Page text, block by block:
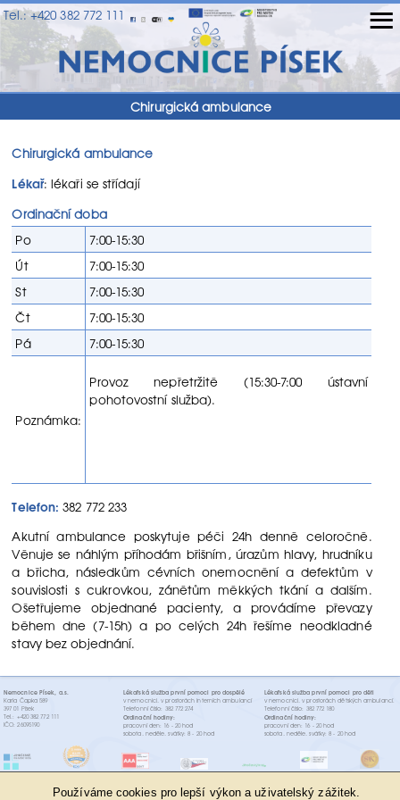
Tel.: +420 382 772 111 ≡
Chirurgická ambulance
Chirurgická ambulance
Lékař: lékaři se střídají
Ordinační doba
Po
7:00-15:30
Út
7:00-15:30
St
7:00-15:30
Čt
7:00-15:30
Pá
7:00-15:30
Poznámka:
Provoz nepřetržitě (15:30-7:00 ústavní
pohotovostní služba).
Telefon: 382 772 233
Akutní ambulance poskytuje péči 24h denně celoročně.
Věnuje se náhlým příhodám břišním, úrazům hlavy, hrudníku
a břicha, následkům cévních onemocnění a defektům v
souvislosti s cukrovkou, zánětům měkkých tkání a dalším.
Ošetřujeme objednané pacienty, a provádíme převazy
během dne (7-15h) a po celých 24h řešíme neodkladné
stavy bez objednání.
Nemocnice Písek, a.s.
Karla Čapka 589
397 01 Písek
Tel.: +420 382 772 111
IČO: 26095190
Lékařská služba první pomoci pro dospělé
v nemocnici, v prostorách interních ambulancí
Telefonní číslo: 382 772 274
Ordinační hodiny:
pracovní den: 16 - 20 hod
sobota, neděle, svátky: 8 - 20 hod
Lékařská služba první pomoci pro děti
v nemocnici, v prostorách dětských ambulancí.
Telefonní číslo: 382 772 180
Ordinační hodiny:
pracovní den: 16 - 20 hod
sobota, neděle, svátky: 8 - 20 hod
Používáme cookies pro lepší výkon a uživatelský zážitek.